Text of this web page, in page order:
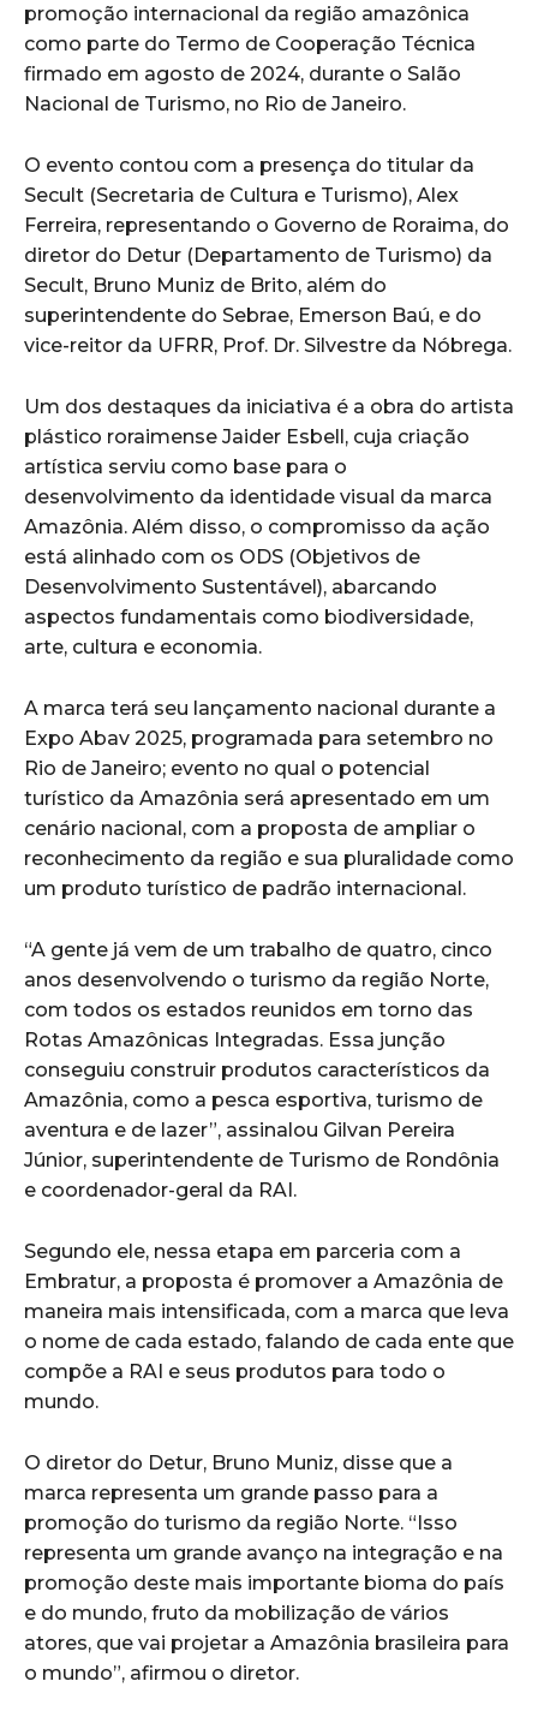
promoção internacional da região amazônica
como parte do Termo de Cooperação Técnica
firmado em agosto de 2024, durante o Salão
Nacional de Turismo, no Rio de Janeiro.
O evento contou com a presença do titular da
Secult (Secretaria de Cultura e Turismo), Alex
Ferreira, representando o Governo de Roraima, do
diretor do Detur (Departamento de Turismo) da
Secult, Bruno Muniz de Brito, além do
superintendente do Sebrae, Emerson Baú, e do
vice-reitor da UFRR, Prof. Dr. Silvestre da Nóbrega.
Um dos destaques da iniciativa é a obra do artista
plástico roraimense Jaider Esbell, cuja criação
artística serviu como base para o
desenvolvimento da identidade visual da marca
Amazônia. Além disso, o compromisso da ação
está alinhado com os ODS (Objetivos de
Desenvolvimento Sustentável), abarcando
aspectos fundamentais como biodiversidade,
arte, cultura e economia.
A marca terá seu lançamento nacional durante a
Expo Abav 2025, programada para setembro no
Rio de Janeiro; evento no qual o potencial
turístico da Amazônia será apresentado em um
cenário nacional, com a proposta de ampliar o
reconhecimento da região e sua pluralidade como
um produto turístico de padrão internacional.
“A gente já vem de um trabalho de quatro, cinco
anos desenvolvendo o turismo da região Norte,
com todos os estados reunidos em torno das
Rotas Amazônicas Integradas. Essa junção
conseguiu construir produtos característicos da
Amazônia, como a pesca esportiva, turismo de
aventura e de lazer”, assinalou Gilvan Pereira
Júnior, superintendente de Turismo de Rondônia
e coordenador-geral da RAI.
Segundo ele, nessa etapa em parceria com a
Embratur, a proposta é promover a Amazônia de
maneira mais intensificada, com a marca que leva
o nome de cada estado, falando de cada ente que
compõe a RAI e seus produtos para todo o
mundo.
O diretor do Detur, Bruno Muniz, disse que a
marca representa um grande passo para a
promoção do turismo da região Norte. “Isso
representa um grande avanço na integração e na
promoção deste mais importante bioma do país
e do mundo, fruto da mobilização de vários
atores, que vai projetar a Amazônia brasileira para
o mundo”, afirmou o diretor.